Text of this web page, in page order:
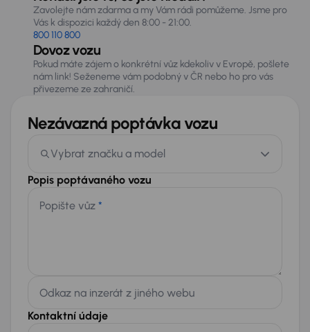
Zavolejte nám zdarma a my Vám rádi pomůžeme. Jsme pro
Vás k dispozici každý den 8:00 - 21:00.
800 110 800
Dovoz vozu
Pokud máte zájem o konkrétní vůz kdekoliv v Evropě, pošlete
nám link! Seženeme vám podobný v ČR nebo ho pro vás
přivezeme ze zahraničí.
Nezávazná poptávka vozu
Vybrat značku a model
Popis poptávaného vozu
Popište vůz *
Odkaz na inzerát z jiného webu
Kontaktní údaje